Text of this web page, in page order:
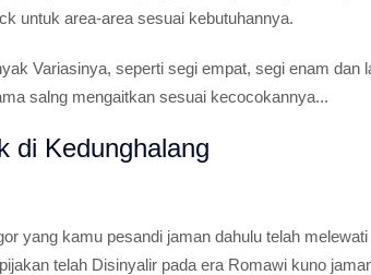
untuk area-area sesuai kebutuhannya.
Variasinya, seperti segi empat, segi enam dan
salng mengaitkan sesuai kecocokannya...
di Kedunghalang
yang kamu pesandi jaman dahulu telah
telah Disinyalir pada era Romawi kuno